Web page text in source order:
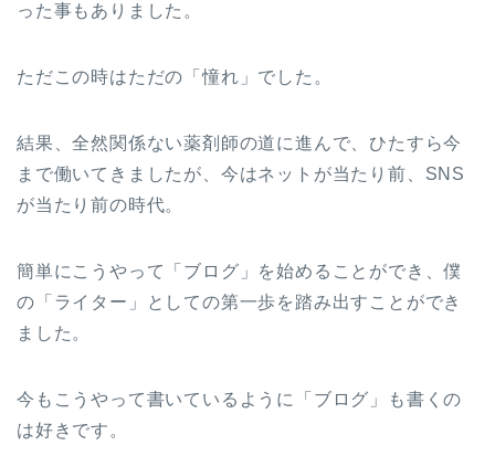
った事もありました。
ただこの時はただの「憧れ」でした。
結果、全然関係ない薬剤師の道に進んで、ひたすら今
まで働いてきましたが、今はネットが当たり前、SNS
が当たり前の時代。
簡単にこうやって「ブログ」を始めることができ、僕
の「ライター」としての第一歩を踏み出すことができ
ました。
今もこうやって書いているように「ブログ」も書くの
は好きです。